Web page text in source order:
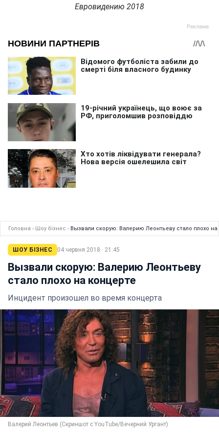
Евровидению 2018
Головна › Шоу бізнес › Вызвали скорую: Валерию Леонтьеву стало плохо на
ШОУ БІЗНЕС 04 червня 2018 · 21:45
Вызвали скорую: Валерию Леонтьеву
стало плохо на концерте
Инцидент произошел во время концерта
Валерий Леонтьев (Скриншот с YouTube/Вечерний Ургант)